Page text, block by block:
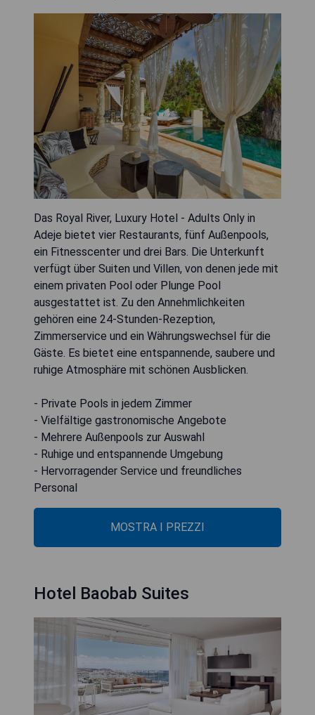
Das Royal River, Luxury Hotel - Adults Only in
Adeje bietet vier Restaurants, fünf Außenpools,
ein Fitnesscenter und drei Bars. Die Unterkunft
verfügt über Suiten und Villen, von denen jede mit
einem privaten Pool oder Plunge Pool
ausgestattet ist. Zu den Annehmlichkeiten
gehören eine 24-Stunden-Rezeption,
Zimmerservice und ein Währungswechsel für die
Gäste. Es bietet eine entspannende, saubere und
ruhige Atmosphäre mit schönen Ausblicken.
- Private Pools in jedem Zimmer
- Vielfältige gastronomische Angebote
- Mehrere Außenpools zur Auswahl
- Ruhige und entspannende Umgebung
- Hervorragender Service und freundliches
Personal
MOSTRA I PREZZI
Hotel Baobab Suites